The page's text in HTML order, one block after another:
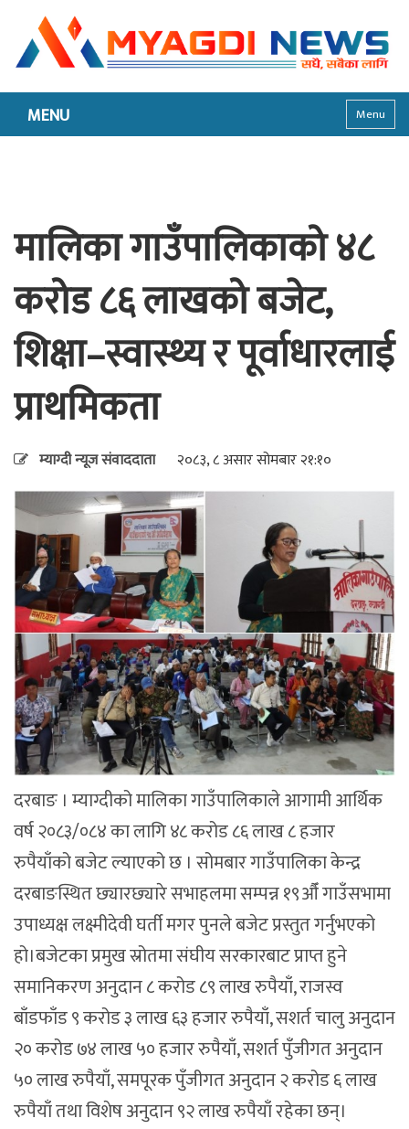
MENU Menu
मालिका गाउँपालिकाको ४८
करोड ८६ लाखको बजेट,
शिक्षा–स्वास्थ्य र पूर्वाधारलाई
प्राथमिकता
म्याग्दी न्यूज संवाददाता २०८३, ८ असार सोमबार २१:१०
दरबाङ । म्याग्दीको मालिका गाउँपालिकाले आगामी आर्थिक
वर्ष २०८३/०८४ का लागि ४८ करोड ८६ लाख ८ हजार
रुपैयाँको बजेट ल्याएको छ । सोमबार गाउँपालिका केन्द्र
दरबाङस्थित छ्यारछ्यारे सभाहलमा सम्पन्न १९औँ गाउँसभामा
उपाध्यक्ष लक्ष्मीदेवी घर्ती मगर पुनले बजेट प्रस्तुत गर्नुभएको
हो।बजेटका प्रमुख स्रोतमा संघीय सरकारबाट प्राप्त हुने
समानिकरण अनुदान ८ करोड ८९ लाख रुपैयाँ, राजस्व
बाँडफाँड ९ करोड ३ लाख ६३ हजार रुपैयाँ, सशर्त चालु अनुदान
२० करोड ७४ लाख ५० हजार रुपैयाँ, सशर्त पुँजीगत अनुदान
५० लाख रुपैयाँ, समपूरक पुँजीगत अनुदान २ करोड ६ लाख
रुपैयाँ तथा विशेष अनुदान ९२ लाख रुपैयाँ रहेका छन्।